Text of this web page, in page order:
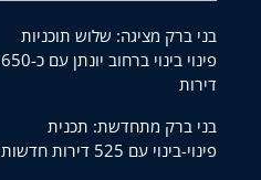
בני ברק מציגה: שלוש תוכניות
פינוי בינוי ברחוב יונתן עם כ-650
דירות
בני ברק מתחדשת: תכנית
פינוי-בינוי עם 525 דירות חדשות